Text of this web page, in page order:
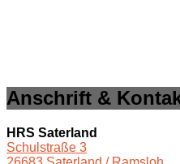
Anschrift &
HRS Saterland
Schulstraße 3